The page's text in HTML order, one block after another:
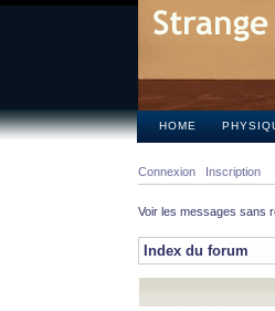
HOME
Connexion Inscription
Voir les messages sans
Index du forum